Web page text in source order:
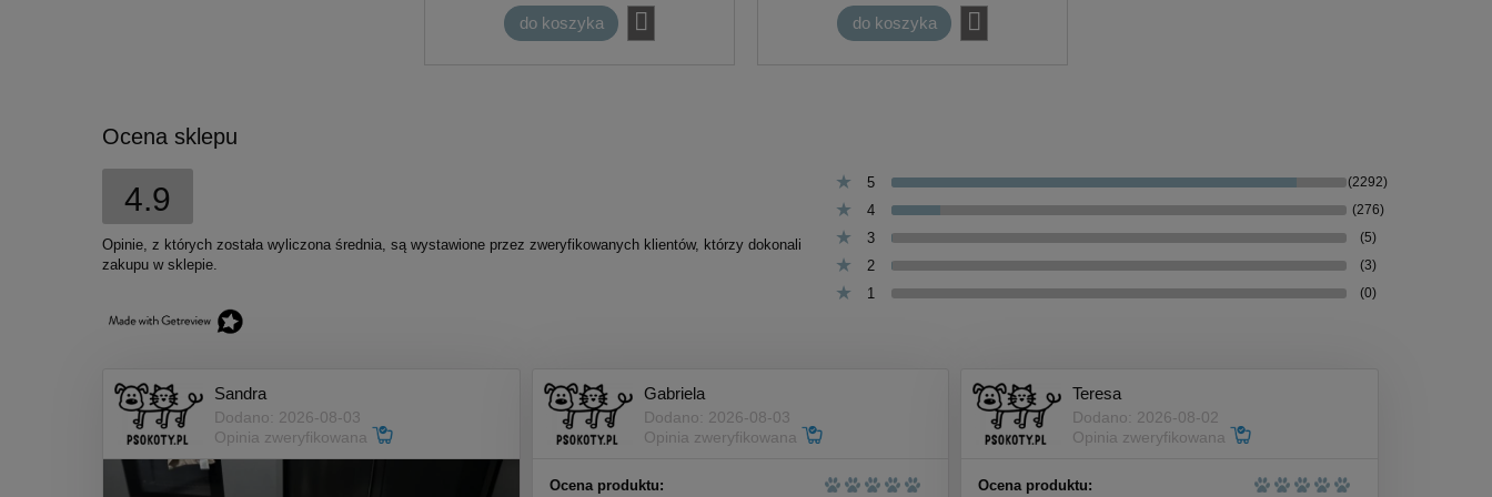
Nekko Supreme galaretka kot
kurczak szynka 80g
5,00 zł
do koszyka do koszyka
Ocena sklepu
4.9
Opinie, z których została wyliczona średnia, są wystawione przez zweryfikowanych klientów, którzy dokonali
zakupu w sklepie.
5 (2292)
4 (276)
3 (5)
2 (3)
1 (0)
Sandra
Dodano: 2026-08-03
Opinia zweryfikowana
Gabriela
Dodano: 2026-08-03
Opinia zweryfikowana
Ocena produktu:
Teresa
Dodano: 2026-08-02
Opinia zweryfikowana
Ocena produktu: